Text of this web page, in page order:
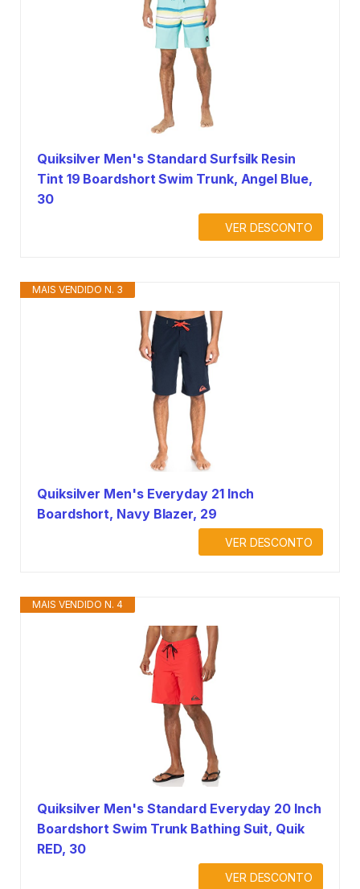
Quiksilver Men's Standard Surfsilk Resin
Tint 19 Boardshort Swim Trunk, Angel Blue,
30
VER DESCONTO
MAIS VENDIDO N. 3
Quiksilver Men's Everyday 21 Inch
Boardshort, Navy Blazer, 29
VER DESCONTO
MAIS VENDIDO N. 4
Quiksilver Men's Standard Everyday 20 Inch
Boardshort Swim Trunk Bathing Suit, Quik
RED, 30
VER DESCONTO